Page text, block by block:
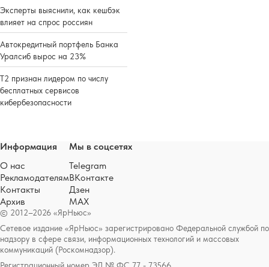
Эксперты выяснили, как кешбэк
влияет на спрос россиян
Автокредитный портфель Банка
Уралсиб вырос на 23%
Т2 признан лидером по числу
бесплатных сервисов
кибербезопасности
© 2012–2026 «ЯрНьюс»
Сетевое издание «ЯрНьюс» зарегистрировано Федеральной службой по
надзору в сфере связи, информационных технологий и массовых
коммуникаций (Роскомнадзор).
Информация
О нас
Рекламодателям
Контакты
Архив
Мы в соцсетях
Telegram
ВКонтакте
Дзен
MAX